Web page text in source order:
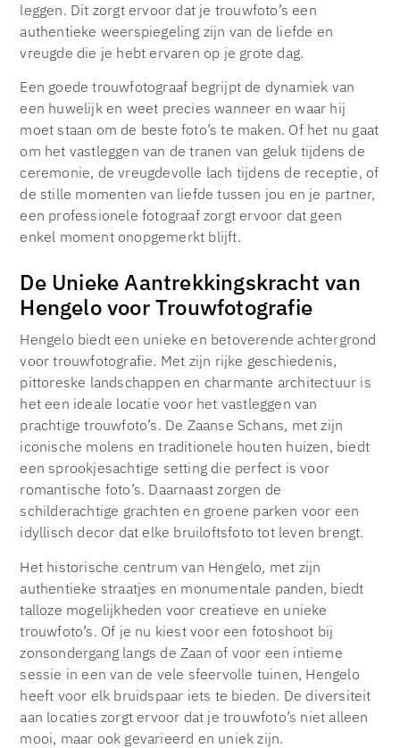
leggen. Dit zorgt ervoor dat je trouwfoto’s een
authentieke weerspiegeling zijn van de liefde en
vreugde die je hebt ervaren op je grote dag.
Een goede trouwfotograaf begrijpt de dynamiek van
een huwelijk en weet precies wanneer en waar hij
moet staan om de beste foto’s te maken. Of het nu gaat
om het vastleggen van de tranen van geluk tijdens de
ceremonie, de vreugdevolle lach tijdens de receptie, of
de stille momenten van liefde tussen jou en je partner,
een professionele fotograaf zorgt ervoor dat geen
enkel moment onopgemerkt blijft.
De Unieke Aantrekkingskracht van
Hengelo voor Trouwfotografie
Hengelo biedt een unieke en betoverende achtergrond
voor trouwfotografie. Met zijn rijke geschiedenis,
pittoreske landschappen en charmante architectuur is
het een ideale locatie voor het vastleggen van
prachtige trouwfoto’s. De Zaanse Schans, met zijn
iconische molens en traditionele houten huizen, biedt
een sprookjesachtige setting die perfect is voor
romantische foto’s. Daarnaast zorgen de
schilderachtige grachten en groene parken voor een
idyllisch decor dat elke bruiloftsfoto tot leven brengt.
Het historische centrum van Hengelo, met zijn
authentieke straatjes en monumentale panden, biedt
talloze mogelijkheden voor creatieve en unieke
trouwfoto’s. Of je nu kiest voor een fotoshoot bij
zonsondergang langs de Zaan of voor een intieme
sessie in een van de vele sfeervolle tuinen, Hengelo
heeft voor elk bruidspaar iets te bieden. De diversiteit
aan locaties zorgt ervoor dat je trouwfoto’s niet alleen
mooi, maar ook gevarieerd en uniek zijn.